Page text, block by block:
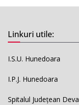
Linkuri utile:
I.S.U. Hunedoara
I.P.J. Hunedoara
Spitalul Județean Deva